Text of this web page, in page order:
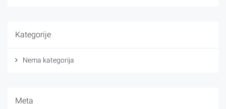
Kategorije
Nema kategorija
Meta